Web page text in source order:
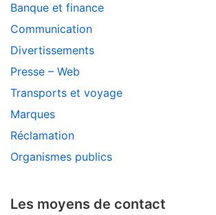
Banque et finance
Communication
Divertissements
Presse – Web
Transports et voyage
Marques
Réclamation
Organismes publics
Les moyens de contact